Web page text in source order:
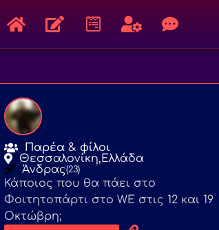
Παρέα & φίλοι
Θεσσαλονίκη,Ελλάδα
Άνδρας(23)
Κάποιος που θα πάει στο
Φοιτητοπάρτι στο WE στις 12 και 19
Οκτώβρη;